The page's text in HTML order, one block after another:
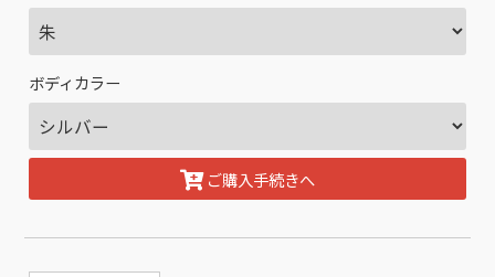
ボディカラー
ご購入手続きへ